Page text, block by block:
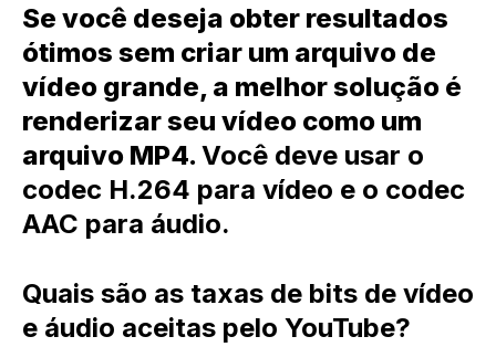
Se você deseja obter resultados
ótimos sem criar um arquivo de
vídeo grande, a melhor solução é
renderizar seu vídeo como um
arquivo MP4. Você deve usar o
codec H.264 para vídeo e o codec
AAC para áudio.
Quais são as taxas de bits de vídeo
e áudio aceitas pelo YouTube?